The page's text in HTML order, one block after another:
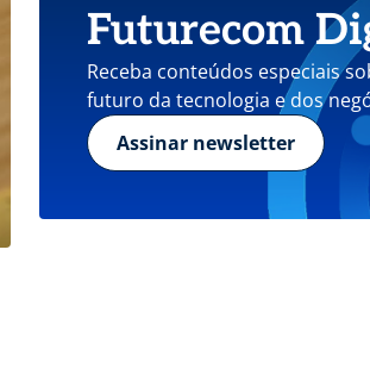
Futurecom
Receba conteúdos especiais
futuro da tecnologia e dos
Assinar newsletter